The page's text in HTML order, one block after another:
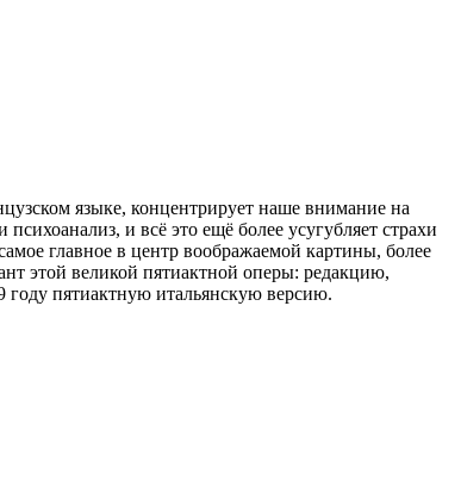
языке, концентрирует наше внимание на
и всё это ещё более усугубляет страхи
главное в центр воображаемой картины, более
этой великой пятиактной оперы: редакцию,
году пятиактную итальянскую версию.